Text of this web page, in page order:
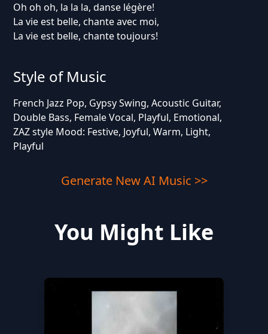
Oh oh oh, la la la, danse légère!
La vie est belle, chante avec moi,
La vie est belle, chante toujours!
Style of Music
French Jazz Pop, Gypsy Swing, Acoustic Guitar,
Double Bass, Female Vocal, Playful, Emotional,
ZAZ style Mood: Festive, Joyful, Warm, Light,
Playful
Generate New AI Music >>
You Might Like